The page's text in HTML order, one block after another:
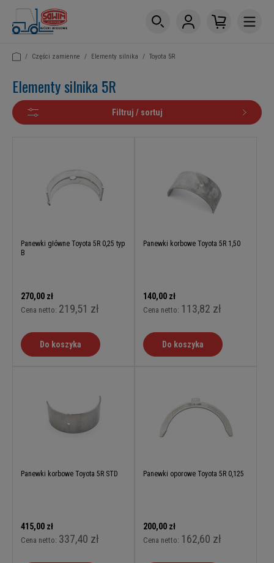
/ Części zamienne / Elementy silnika / Toyota 5R
Elementy silnika 5R
Filtruj / sortuj
Panewki główne Toyota 5R 0,25 typ
B
270,00 zł
Cena netto: 219,51 zł
Do koszyka
Panewki korbowe Toyota 5R 1,50
140,00 zł
Cena netto: 113,82 zł
Do koszyka
Panewki korbowe Toyota 5R STD
415,00 zł
Cena netto: 337,40 zł
Panewki oporowe Toyota 5R 0,125
200,00 zł
Cena netto: 162,60 zł